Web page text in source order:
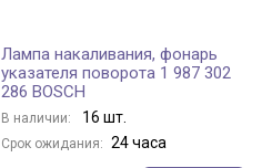
Лампа накаливания, фонарь
указателя поворота 1 987 302
286 BOSCH
В наличии: 16 шт.
Срок ожидания: 24 часа